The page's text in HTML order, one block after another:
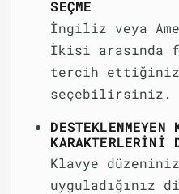
SEÇME
İngiliz veya
İkisi arasında
tercih ettiğiniz
seçebilirsiniz.
DESTEKLENMEYEN
KARAKTERLERINI
Klavye